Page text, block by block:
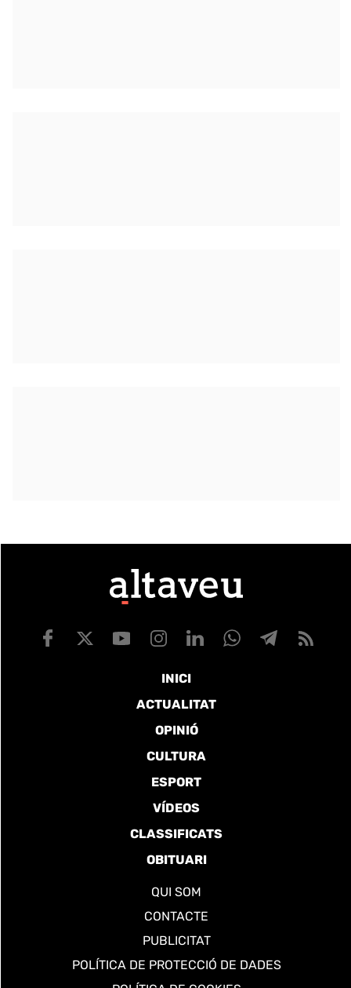
INICI
ACTUALITAT
OPINIÓ
CULTURA
ESPORT
VÍDEOS
CLASSIFICATS
OBITUARI
QUI SOM
CONTACTE
PUBLICITAT
POLÍTICA DE PROTECCIÓ DE DADES